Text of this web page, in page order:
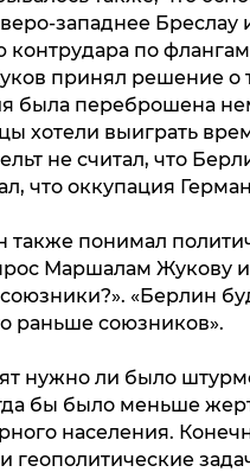
западнее
контрудара по
принял решение о
была переброшена
хотели выиграть
не считал, что
что оккупация
также понимал
Маршалам Жукову и
«Берлин
раньше союзников».
нужно ли было
бы было меньше
населения.
геополитические